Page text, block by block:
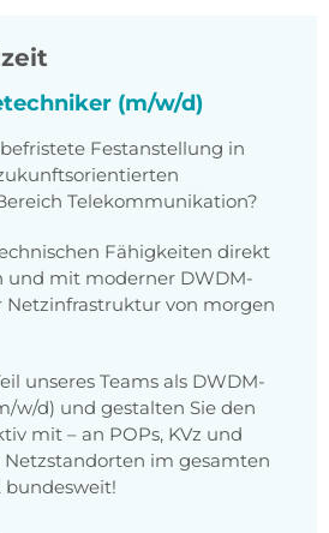
(m/w/d)
Festanstellung in
Telekommunikation?
Fähigkeiten direkt
und mit moderner DWDM-
Netzinfrastruktur von morgen
unseres Teams als DWDM-
w/d) und gestalten Sie den
mit – an POPs, KVz und
im gesamten
bundesweit!